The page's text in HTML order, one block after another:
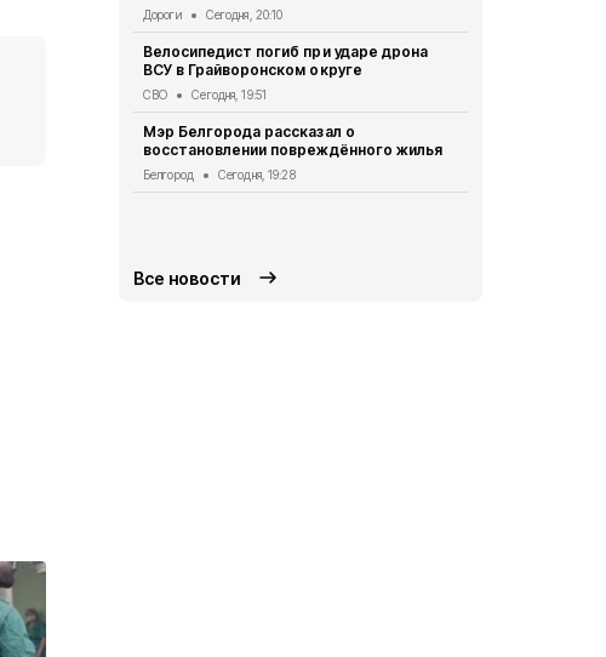
Дороги Сегодня, 20:10
Велосипедист погиб при ударе дрона
ВСУ в Грайворонском округе
СВО Сегодня, 19:51
Мэр Белгорода рассказал о
восстановлении повреждённого жилья
Белгород Сегодня, 19:28
Все новости